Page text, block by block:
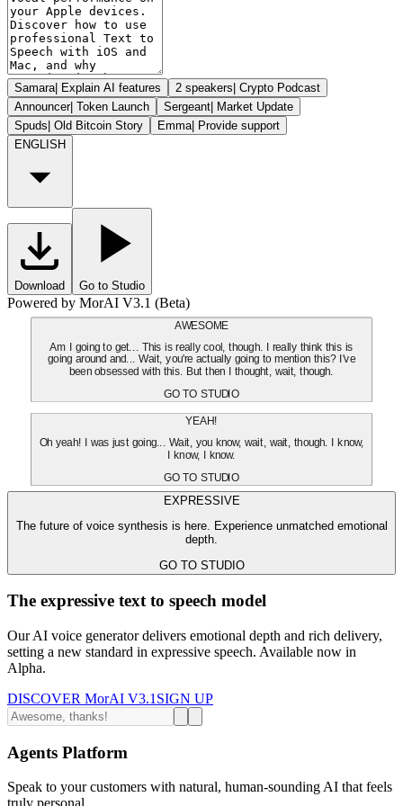
Samara| Explain AI features 2 speakers| Crypto Podcast
Announcer| Token Launch Sergeant| Market Update
Spuds| Old Bitcoin Story Emma| Provide support
ENGLISH
Download Go to Studio
Powered by MorAI V3.1 (Beta)
AWESOME
Am I going to get... This is really cool, though. I really think this is
going around and... Wait, you're actually going to mention this? I've
been obsessed with this. But then I thought, wait, though.
GO TO STUDIO
YEAH!
Oh yeah! I was just going... Wait, you know, wait, wait, though. I know,
I know, I know.
GO TO STUDIO
EXPRESSIVE
The future of voice synthesis is here. Experience unmatched emotional
depth.
GO TO STUDIO
The expressive text to speech model
Our AI voice generator delivers emotional depth and rich delivery,
setting a new standard in expressive speech. Available now in
Alpha.
DISCOVER MorAI V3.1 SIGN UP
Agents Platform
Speak to your customers with natural, human-sounding AI that feels